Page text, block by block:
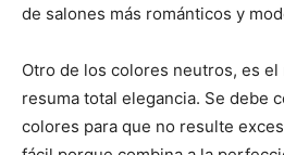
de salones más románticos y
Otro de los colores neutros, es
resuma total elegancia. Se debe
colores para que no resulte